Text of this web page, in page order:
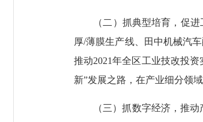
（二）抓典型培育，促进工
厚/薄膜生产线、田中机械汽
推动2021年全区工业技改投
新”发展之路，在产业细分领
（三）抓数字经济，推动产